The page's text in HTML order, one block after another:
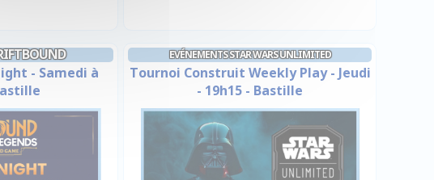
- Samedi à
EVÉNEMENTS STAR WARS UNLIMITED
Tournoi Construit Weekly Play - Jeudi
- 19h15 - Bastille